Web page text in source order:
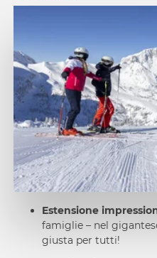
Estensione
famiglie – nel
giusta per tutti!